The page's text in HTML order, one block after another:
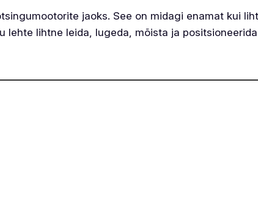
jaoks. See on midagi enamat kui
lihtne leida, lugeda, mõista ja